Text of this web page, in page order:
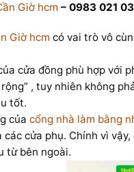
Giờ hcm – 0983 021
Giờ hcm có vai trò vô
cửa đồng phù hợp với
, tuy nhiên không
tốt.
của cổng nhà làm bằng
cửa phụ. Chính vì
từ bên ngoài.